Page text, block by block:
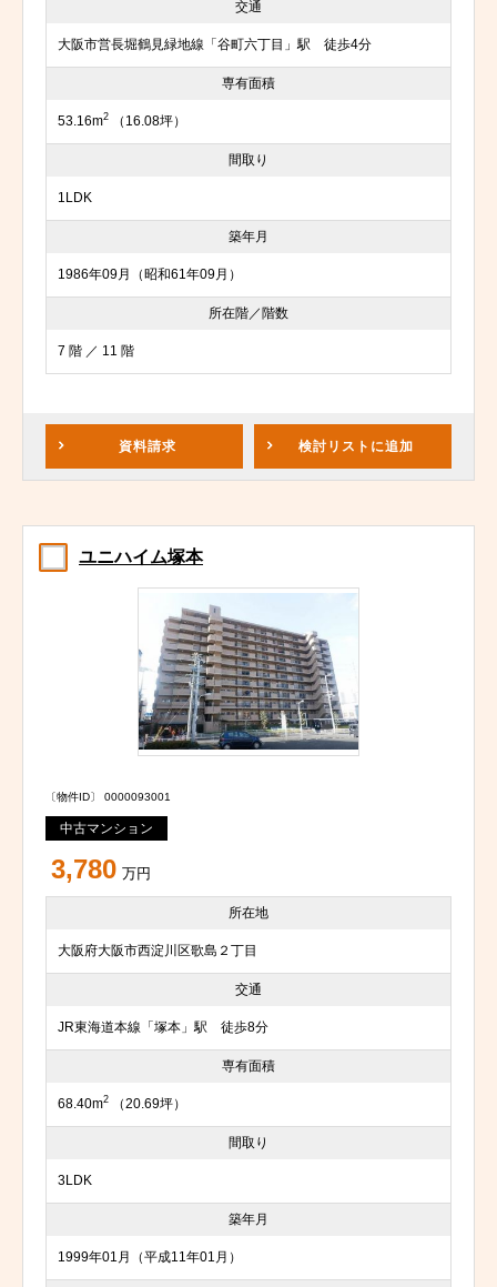
交通
大阪市営長堀鶴見緑地線「谷町六丁目」駅 徒歩4分
専有面積
53.16m2 （16.08坪）
間取り
1LDK
築年月
1986年09月（昭和61年09月）
所在階／階数
7 階 ／ 11 階
資料請求 検討リスト に追加
ユニハイム塚本
〔物件ID〕 0000093001
中古マンション
3,780 万円
所在地
大阪府大阪市西淀川区歌島２丁目
交通
JR東海道本線「塚本」駅 徒歩8分
専有面積
68.40m2 （20.69坪）
間取り
3LDK
築年月
1999年01月（平成11年01月）